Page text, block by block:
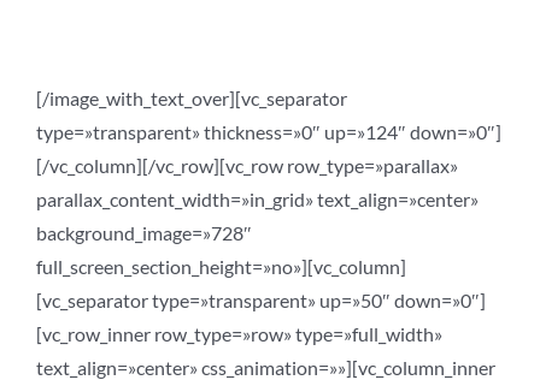
[/image_with_text_over][vc_separator
type=»transparent» thickness=»0″ up=»124″ down=»0″]
[/vc_column][/vc_row][vc_row row_type=»parallax»
parallax_content_width=»in_grid» text_align=»center»
background_image=»728″
full_screen_section_height=»no»][vc_column]
[vc_separator type=»transparent» up=»50″ down=»0″]
[vc_row_inner row_type=»row» type=»full_width»
text_align=»center» css_animation=»»][vc_column_inner